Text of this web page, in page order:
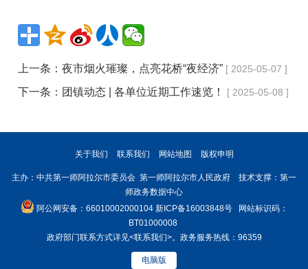
上一条：夜市烟火璀璨，点亮花桥“夜经济” [ 2025-05-07 ]
下一条： 团镇动态 | 各单位近期工作速览！ [ 2025-05-08 ]
关于我们 联系我们 网站地图 版权申明
主办：中共第一师阿拉尔市委员会 第一师阿拉尔市人民政府 技术支撑：第一
师政务数据中心
阿公网安备：66010002000104 新ICP备16003848号网站标识码：
BT01000008
政府部门联系方式详见<联系我们>。政务服务热线：96359
电脑版